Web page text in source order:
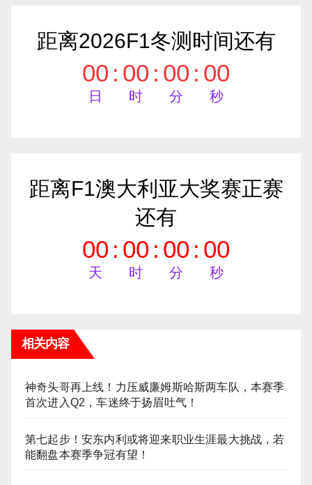
距离2026F1冬测时间还有
00
日
: 00
时
: 00
分
: 00
秒
距离F1澳大利亚大奖赛正赛
还有
00
天
: 00
时
: 00
分
: 00
秒
相关内容
神奇头哥再上线！力压威廉姆斯哈斯两车队，本赛季
首次进入Q2，车迷终于扬眉吐气！
第七起步！安东内利或将迎来职业生涯最大挑战，若
能翻盘本赛季争冠有望！